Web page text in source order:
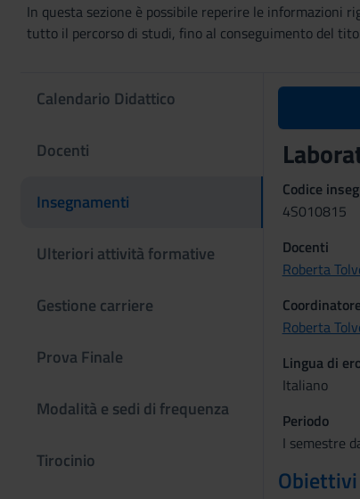
In questa sezione è possibile reperire le
tutto il percorso di studi, fino al conseguimento del
Calendario Didattico
Docenti
Insegnamenti
Ulteriori attività formative
Gestione carriere
Prova Finale
Modalità e sedi di frequenza
Tirocinio
Codice
4S010815
Docenti
Roberta
Roberta
Lingua di
Italiano
Periodo
I semestre